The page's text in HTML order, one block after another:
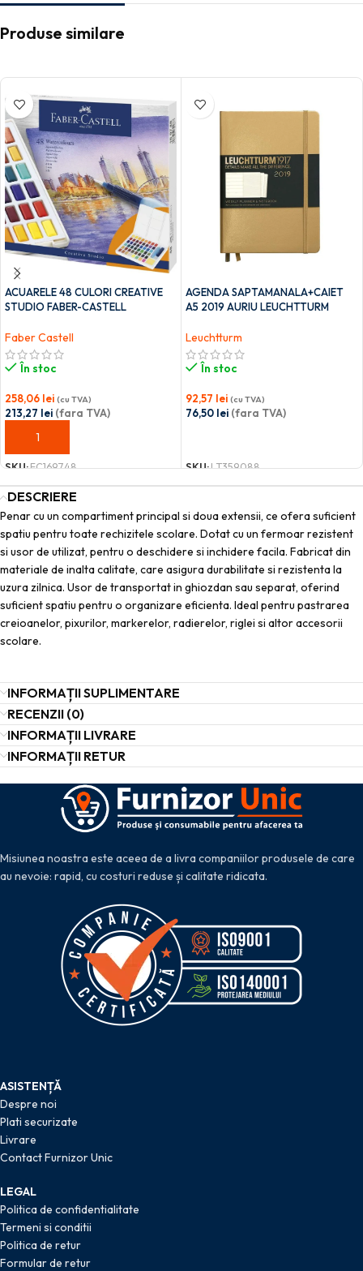
Produse similare
ACUARELE 48 CULORI CREATIVE
STUDIO FABER-CASTELL
Faber Castell
În stoc
258,06 lei (cu TVA)
213,27 lei (fara TVA)
ADAUGĂ ÎN COȘ
SKU:FC169748
AGENDA SAPTAMANALA+CAIET
A5 2019 AURIU LEUCHTTURM
Leuchtturm
În stoc
92,57 lei (cu TVA)
76,50 lei (fara TVA)
SKU:LT359088
DESCRIERE
Penar cu un compartiment principal si doua extensii, ce ofera suficient
spatiu pentru toate rechizitele scolare. Dotat cu un fermoar rezistent
si usor de utilizat, pentru o deschidere si inchidere facila. Fabricat din
materiale de inalta calitate, care asigura durabilitate si rezistenta la
uzura zilnica. Usor de transportat in ghiozdan sau separat, oferind
suficient spatiu pentru o organizare eficienta. Ideal pentru pastrarea
creioanelor, pixurilor, markerelor, radierelor, riglei si altor accesorii
scolare.
INFORMAȚII SUPLIMENTARE
RECENZII (0)
INFORMAȚII LIVRARE
INFORMAȚII RETUR
Misiunea noastra este aceea de a livra companiilor produsele de care
au nevoie: rapid, cu costuri reduse și calitate ridicata.
ASISTENȚĂ
Despre noi
Plati securizate
Livrare
Contact Furnizor Unic
LEGAL
Politica de confidentialitate
Termeni si conditii
Politica de retur
Formular de retur